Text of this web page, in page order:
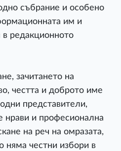
събрание и особено
им и
в редакционното
зачитането на
честта и доброто име
представители,
нрави и професионална
на реч на омразата,
няма честни избори в